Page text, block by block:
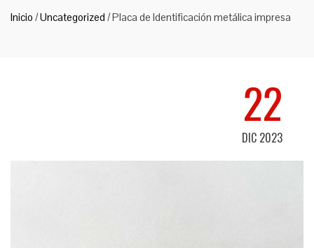
Inicio /Uncategorized /Placa de Identificación metálica impresa
22
DIC 2023